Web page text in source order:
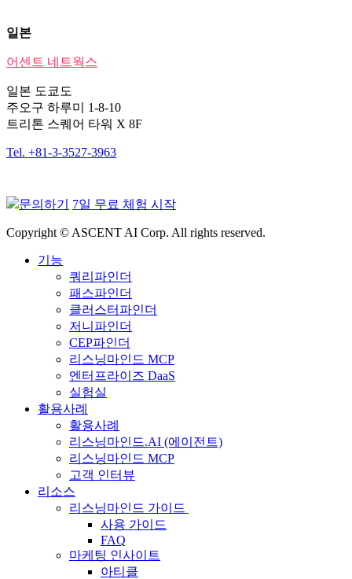
일본
어센트 네트웍스
일본 도쿄도
주오구 하루미 1-8-10
트리톤 스퀘어 타워 X 8F
Tel. +81-3-3527-3963
문의하기 7일 무료 체험 시작
Copyright © ASCENT AI Corp. All rights reserved.
기능
쿼리파인더
패스파인더
클러스터파인더
저니파인더
CEP파인더
리스닝마인드 MCP
엔터프라이즈 DaaS
실험실
활용사례
활용사례
리스닝마인드.AI (에이전트)
리스닝마인드 MCP
고객 인터뷰
리소스
리스닝마인드 가이드
사용 가이드
FAQ
마케팅 인사이트
아티클